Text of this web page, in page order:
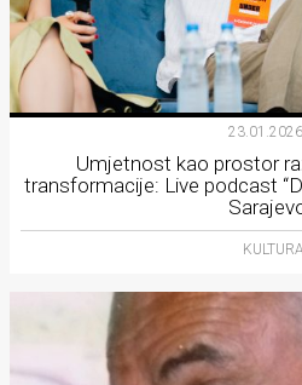
Umjetnost kao prostor
transformacije: Live podcast
KULTURA